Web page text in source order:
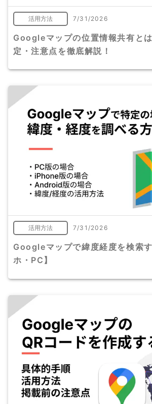
活用方法 7/31/2026
Googleマップの位置情報共有と
定・注意点を徹底解説！
活用方法 7/31/2026
Googleマップで緯度経度を検索
ホ・PC】